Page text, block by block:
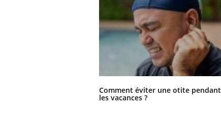
Comment éviter une otite pendant
les vacances ?